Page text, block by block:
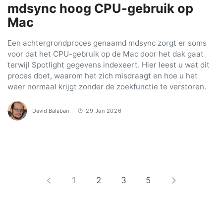
mdsync hoog CPU-gebruik op
Mac
Een achtergrondproces genaamd mdsync zorgt er soms
voor dat het CPU-gebruik op de Mac door het dak gaat
terwijl Spotlight gegevens indexeert. Hier leest u wat dit
proces doet, waarom het zich misdraagt en hoe u het
weer normaal krijgt zonder de zoekfunctie te verstoren.
David Balaban 29 Jan 2026
1 2 3 5